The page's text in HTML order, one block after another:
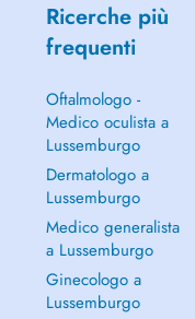
Ricerche più
frequenti
Oftalmologo -
Medico oculista a
Lussemburgo
Dermatologo a
Lussemburgo
Medico generalista
a Lussemburgo
Ginecologo a
Lussemburgo